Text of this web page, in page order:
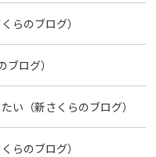
らのブログ）
ログ）
い（新さくらのブログ）
らのブログ）